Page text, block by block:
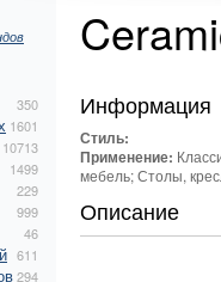
350
1601
10713
1499
229
999
46
611
294
Информация
Стиль:
Применение:
мебель; Столы,
Описание